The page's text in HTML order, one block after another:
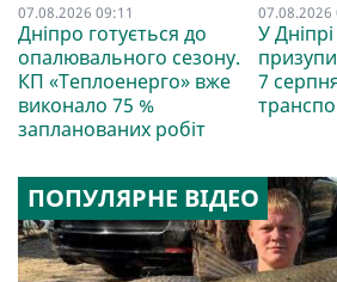
07.08.2026 09:11
Дніпро готується до
опалювального сезону.
КП «Теплоенерго» вже
виконало 75 %
запланованих робіт
07.08.2026
У
7
ПОПУЛЯРНЕ ВІДЕО